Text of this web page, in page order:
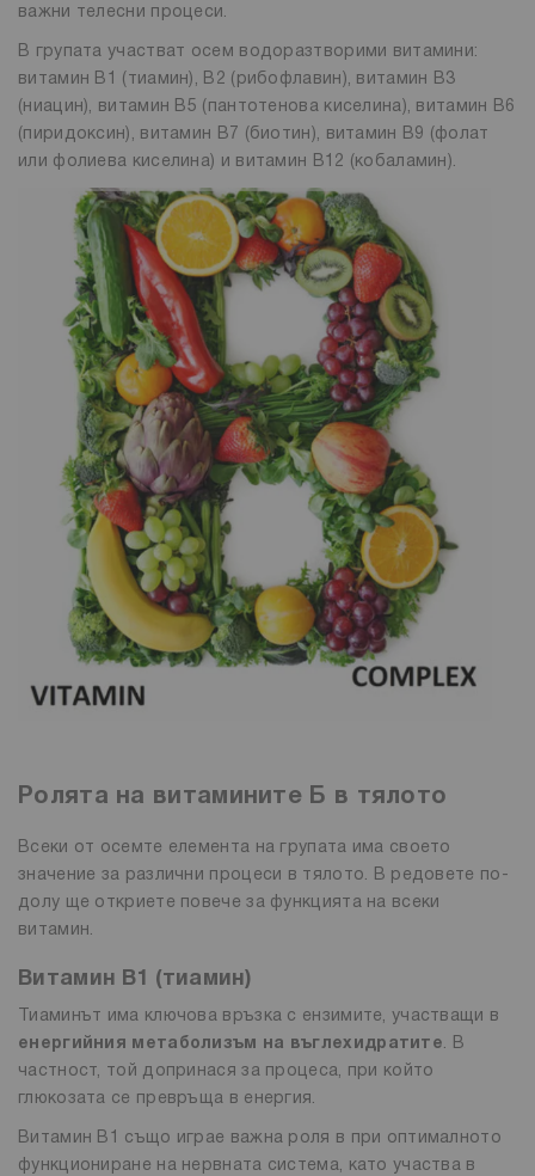
важни телесни процеси.
В групата участват осем водоразтворими витамини:
витамин В1 (тиамин), В2 (рибофлавин), витамин B3
(ниацин), витамин B5 (пантотенова киселина), витамин В6
(пиридоксин), витамин B7 (биотин), витамин B9 (фолат
или фолиева киселина) и витамин В12 (кобаламин).
Ролята на витамините Б в тялото
Всеки от осемте елемента на групата има своето
значение за различни процеси в тялото. В редовете по-
долу ще откриете повече за функцията на всеки
витамин.
Витамин B1 (тиамин)
Тиаминът има ключова връзка с ензимите, участващи в
енергийния метаболизъм на въглехидратите. В
частност, той допринася за процеса, при който
глюкозата се превръща в енергия.
Витамин B1 също играе важна роля в при оптималното
функциониране на нервната система, като участва в